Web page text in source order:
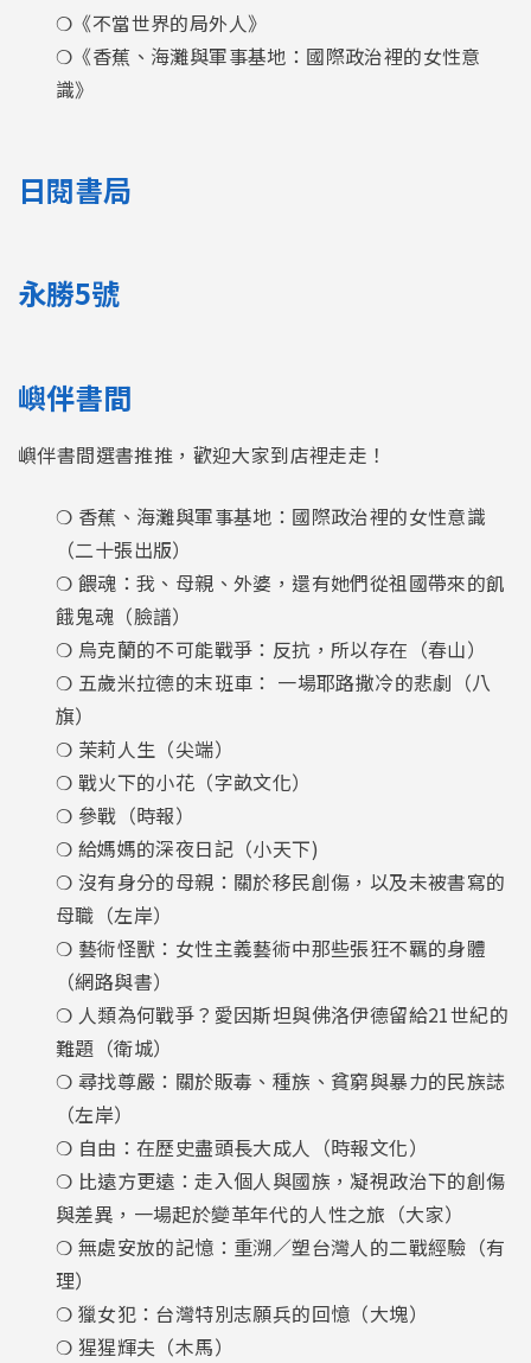
❍《不當世界的局外人》
❍《香蕉、海灘與軍事基地：國際政治裡的女性意
識》
日閱書局
永勝5號
嶼伴書間
嶼伴書間選書推推，歡迎大家到店裡走走！
❍ 香蕉、海灘與軍事基地：國際政治裡的女性意識
（二十張出版）
❍ 餵魂：我、母親、外婆，還有她們從祖國帶來的飢
餓鬼魂（臉譜）
❍ 烏克蘭的不可能戰爭：反抗，所以存在（春山）
❍ 五歲米拉德的末班車： 一場耶路撒冷的悲劇（八
旗）
❍ 茉莉人生（尖端）
❍ 戰火下的小花（字畝文化）
❍ 參戰（時報）
❍ 給媽媽的深夜日記（小天下)
❍ 沒有身分的母親：關於移民創傷，以及未被書寫的
母職（左岸）
❍ 藝術怪獸：女性主義藝術中那些張狂不羈的身體
（網路與書）
❍ 人類為何戰爭？愛因斯坦與佛洛伊德留給21世紀的
難題（衛城）
❍ 尋找尊嚴：關於販毒、種族、貧窮與暴力的民族誌
（左岸）
❍ 自由：在歷史盡頭長大成人（時報文化）
❍ 比遠方更遠：走入個人與國族，凝視政治下的創傷
與差異，一場起於變革年代的人性之旅（大家）
❍ 無處安放的記憶：重溯／塑台灣人的二戰經驗（有
理）
❍ 獵女犯：台灣特別志願兵的回憶（大塊）
❍ 猩猩輝夫（木馬）